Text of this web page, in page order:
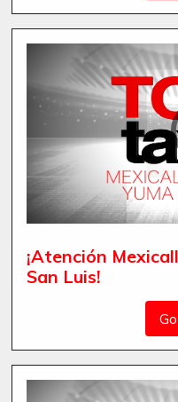
¡Atención
San Luis!